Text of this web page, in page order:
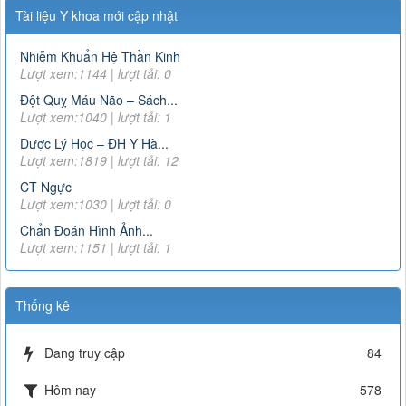
Công văn 22098/QLD-ĐK về việc thống nhất chỉ định đối với
thuốc Alphachymotrypsin dùng đường uống, ngậm dưới lưỡi
07/2017/TT-BYT
DANH MỤC THUỐC KHÔNG KÊ ĐƠN - Thông tư
07/2017/TT-BYT
Lượt xem:11814 | lượt tải:266
15466/QLD – TT
Cục Quản lý Dược: Cập nhật hướng dẫn sử dụng đối với
thuốc chứa hoạt chất metformin điều trị đái tháo đường tuýp
II
Lượt xem:6376 | lượt tải:111
163/2025/NĐ-CP
Nghị định số 163/2025/NĐ-CP của Chính phủ: Quy định chi
tiết một số điều và biện pháp để tổ chức, hướng dẫn thi
hành Luật Dược
Lượt xem:2911 | lượt tải:0
3468
Lượt xem:4547 | lượt tải:1009
Tài liệu Y khoa mới cập nhật
Nhiễm Khuẩn Hệ Thần Kinh
Lượt xem:1144 | lượt tải: 0
Đột Quỵ Máu Não – Sách...
Lượt xem:1040 | lượt tải: 1
Dược Lý Học – ĐH Y Hà...
Lượt xem:1819 | lượt tải: 12
CT Ngực
Lượt xem:1030 | lượt tải: 0
Chẩn Đoán Hình Ảnh...
Lượt xem:1151 | lượt tải: 1
Thống kê
Đang truy cập 84
Hôm nay
578